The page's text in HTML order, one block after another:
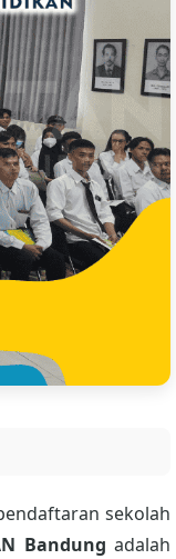
sekolah
Bandung adalah